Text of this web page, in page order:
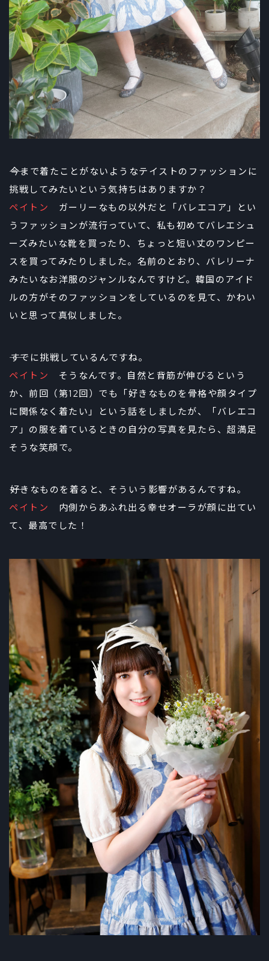
――今まで着たことがないようなテイストのファッションに
挑戦してみたいという気持ちはありますか？
ペイトン ガーリーなもの以外だと「バレエコア」とい
うファッションが流行っていて、私も初めてバレエシュ
ーズみたいな靴を買ったり、ちょっと短い丈のワンピー
スを買ってみたりしました。名前のとおり、バレリーナ
みたいなお洋服のジャンルなんですけど。韓国のアイド
ルの方がそのファッションをしているのを見て、かわい
いと思って真似しました。
――すでに挑戦しているんですね。
ペイトン そうなんです。自然と背筋が伸びるという
か、前回（第12回）でも「好きなものを骨格や顔タイプ
に関係なく着たい」という話をしましたが、「バレエコ
ア」の服を着ているときの自分の写真を見たら、超満足
そうな笑顔で。
――好きなものを着ると、そういう影響があるんですね。
ペイトン 内側からあふれ出る幸せオーラが顔に出てい
て、最高でした！